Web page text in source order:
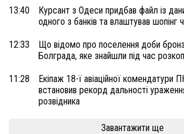
13:40
Курсант з Одеси придбав файл із
одного з банків та влаштував
12:33
Що відомо про поселення доби
Болграда, яке знайшли під час
11:28
Екіпаж 18-ї авіаційної комендатури
встановив рекорд дальності
розвідника
Завантажити ще